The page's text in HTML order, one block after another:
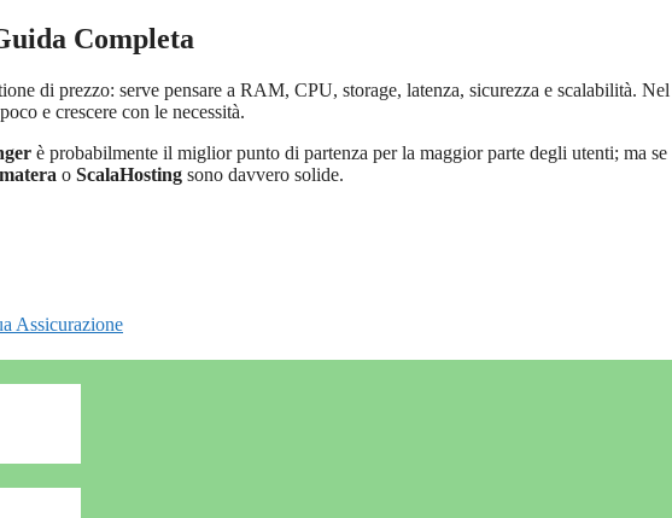
Completa
di prezzo: serve pensare a RAM, CPU, storage, latenza, sicurezza e scalabilità.
e crescere con le necessità.
è probabilmente il miglior punto di partenza per la maggior parte degli utenti; ma se
o ScalaHosting sono davvero solide.
Assicurazione